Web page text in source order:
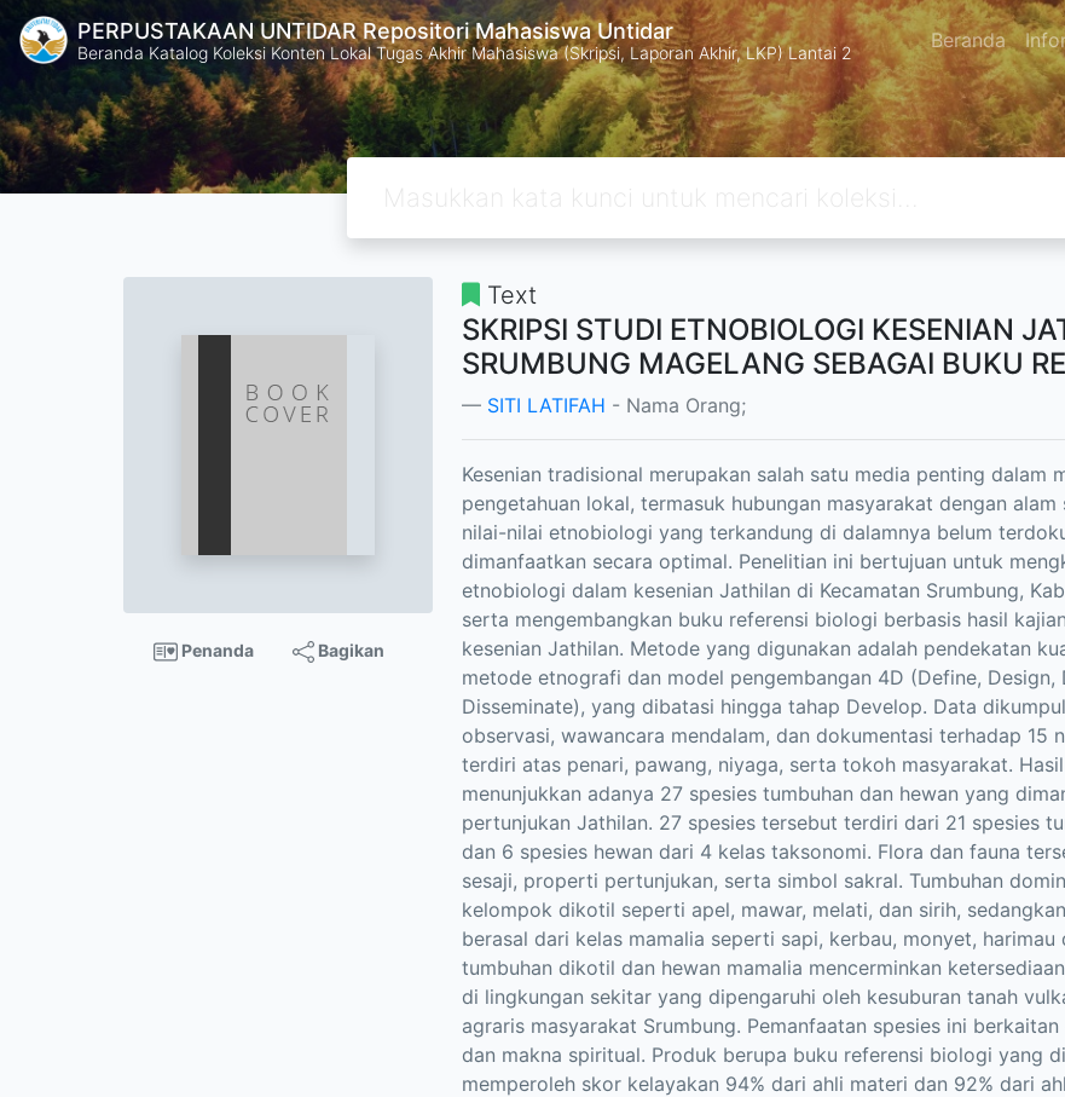
PERPUSTAKAAN UNTIDAR Repositori Mahasiswa Untidar
Beranda Katalog Koleksi Konten Lokal Tugas Akhir Mahasiswa (Skripsi, Laporan Akhir, LKP) Lantai 2 Beranda
Penanda Bagikan
Text
SKRIPSI STUDI ETNOBIOLOGI KESENIAN
SRUMBUNG MAGELANG SEBAGAI BUKU
SITI LATIFAH - Nama Orang;
Kesenian tradisional merupakan salah satu media penting dalam
pengetahuan lokal, termasuk hubungan masyarakat dengan alam
nilai-nilai etnobiologi yang terkandung di dalamnya belum
dimanfaatkan secara optimal. Penelitian ini bertujuan untuk
etnobiologi dalam kesenian Jathilan di Kecamatan Srumbung,
serta mengembangkan buku referensi biologi berbasis hasil
kesenian Jathilan. Metode yang digunakan adalah pendekatan
metode etnografi dan model pengembangan 4D (Define, Design,
Disseminate), yang dibatasi hingga tahap Develop. Data
observasi, wawancara mendalam, dan dokumentasi terhadap 15
terdiri atas penari, pawang, niyaga, serta tokoh masyarakat.
menunjukkan adanya 27 spesies tumbuhan dan hewan yang
pertunjukan Jathilan. 27 spesies tersebut terdiri dari 21 spesies
dan 6 spesies hewan dari 4 kelas taksonomi. Flora dan fauna
sesaji, properti pertunjukan, serta simbol sakral. Tumbuhan
kelompok dikotil seperti apel, mawar, melati, dan sirih,
berasal dari kelas mamalia seperti sapi, kerbau, monyet, harimau
tumbuhan dikotil dan hewan mamalia mencerminkan
di lingkungan sekitar yang dipengaruhi oleh kesuburan tanah
agraris masyarakat Srumbung. Pemanfaatan spesies ini
dan makna spiritual. Produk berupa buku referensi biologi yang
memperoleh skor kelayakan 94% dari ahli materi dan 92% dari